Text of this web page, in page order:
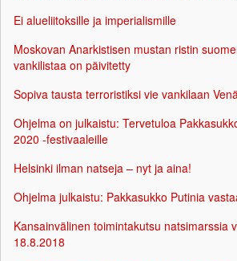
Ei alueliitoksille ja imperialismille
Moskovan Anarkistisen mustan ristin
vankilistaa on päivitetty
Sopiva tausta terroristiksi vie vankilaan
Ohjelma on julkaistu: Tervetuloa
2020 -festivaaleille
Helsinki ilman natseja – nyt ja aina!
Ohjelma julkaistu: Pakkasukko Putinia
Kansainvälinen toimintakutsu natsimarssia
18.8.2018